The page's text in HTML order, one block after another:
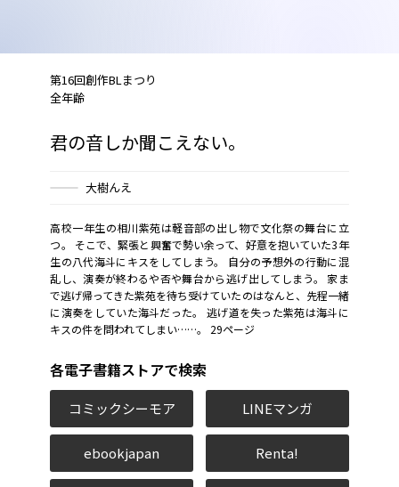
第16回創作BLまつり
全年齢
君の音しか聞こえない。
大樹んえ
高校一年生の相川紫苑は軽音部の出し物で文化祭の舞台に立
つ。 そこで、緊張と興奮で勢い余って、好意を抱いていた3年
生の八代海斗にキスをしてしまう。 自分の予想外の行動に混
乱し、演奏が終わるや否や舞台から逃げ出してしまう。 家ま
で逃げ帰ってきた紫苑を待ち受けていたのはなんと、先程一緒
に演奏をしていた海斗だった。 逃げ道を失った紫苑は海斗に
キスの件を問われてしまい……。 29ページ
各電子書籍ストアで検索
コミックシーモア LINEマンガ
ebookjapan Renta!